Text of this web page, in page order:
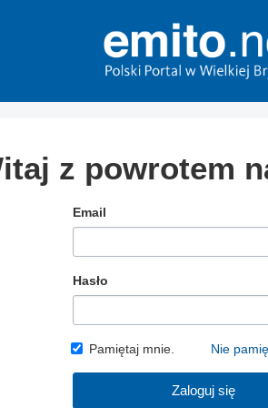
z powrotem
Email
Hasło
Pamiętaj mnie. Nie
Zaloguj się